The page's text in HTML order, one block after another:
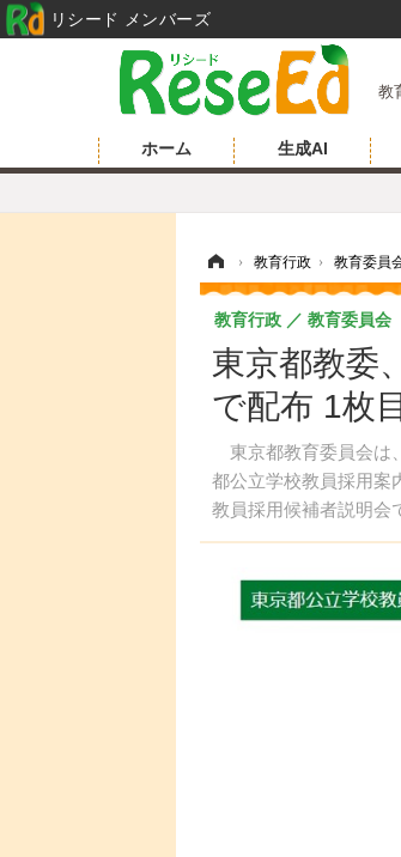
教
ホーム 生成AI
› 教育行政 › 教育委員
東京都教委
で配布 1枚
東京都教育委員会は
都公立学校教員採用案
教員採用候補者説明会
教育行政 教育委員会
リシード メンバーズ